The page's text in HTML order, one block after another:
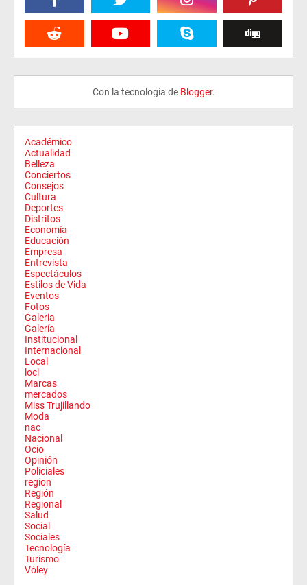
Con la tecnología de Blogger.
Académico
Actualidad
Belleza
Conciertos
Consejos
Cultura
Deportes
Distritos
Economía
Educación
Empresa
Entrevista
Espectáculos
Estilos de Vida
Eventos
Fotos
Galeria
Galería
Institucional
Internacional
Local
locl
Marcas
mercados
Miss Trujillando
Moda
nac
Nacional
Ocio
Opinión
Policiales
region
Región
Regional
Salud
Social
Sociales
Tecnología
Turismo
Vóley